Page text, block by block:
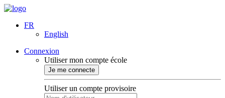
FR
English
Connexion
Utiliser mon compte école
Je me connecte
Utiliser un compte provisoire